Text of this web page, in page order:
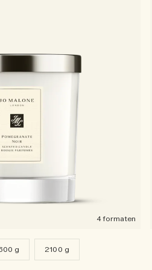
4 formaten
g 2100 g